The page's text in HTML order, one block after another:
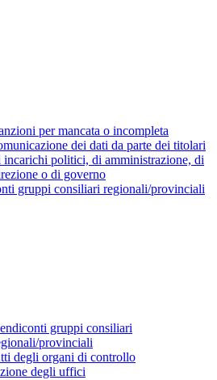
per mancata o incompleta
dei dati da parte dei titolari
incarichi politici, di amministrazione, di
o di governo
gruppi consiliari regionali/provinciali
gruppi consiliari
provinciali
degli organi di controllo
degli uffici